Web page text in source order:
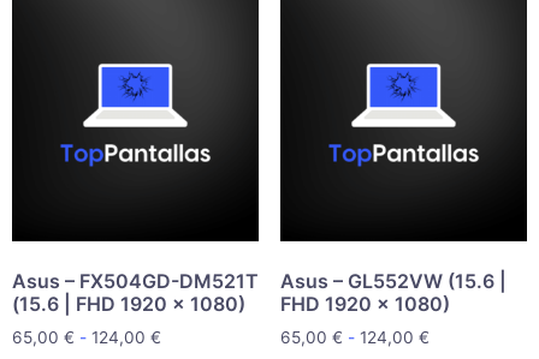
Asus – FX504GD-DM521T
(15.6 | FHD 1920 x 1080)
65,00 € - 124,00 €
Asus – GL552VW (15.6 |
FHD 1920 x 1080)
65,00 € - 124,00 €